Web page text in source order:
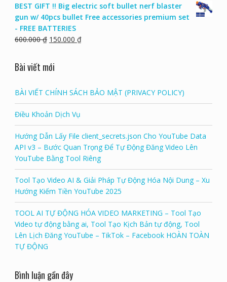
BEST GIFT !! Big electric soft bullet nerf blaster
gun w/ 40pcs bullet Free accessories premium set
- FREE BATTERIES
600.000₫ 150.000 ₫
Bài viết mới
BÀI VIẾT CHÍNH SÁCH BẢO MẬT (PRIVACY POLICY)
Điều Khoản Dịch Vụ
Hướng Dẫn Lấy File client_secrets.json Cho YouTube Data
API v3 – Bước Quan Trọng Để Tự Động Đăng Video Lên
YouTube Bằng Tool Riêng
Tool Tạo Video AI & Giải Pháp Tự Động Hóa Nội Dung – Xu
Hướng Kiếm Tiền YouTube 2025
TOOL AI TỰ ĐỘNG HÓA VIDEO MARKETING – Tool Tạo
Video tự động bằng ai, Tool Tạo Kịch Bản tự động, Tool
Lên Lịch Đăng YouTube – TikTok – Facebook HOÀN TOÀN
TỰ ĐỘNG
Bình luận gần đây